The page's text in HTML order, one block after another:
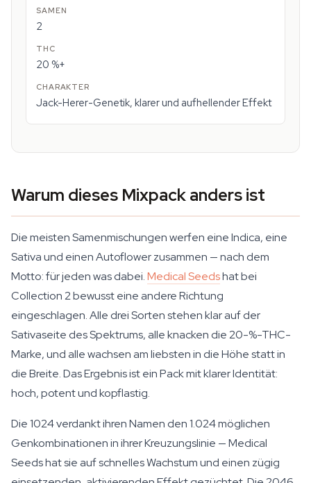
2
20 %+
Jack-Herer-Genetik, klarer und aufhellender Effekt
Warum dieses Mixpack anders ist
Die meisten Samenmischungen werfen eine Indica, eine
Sativa und einen Autoflower zusammen — nach dem
Motto: für jeden was dabei.Medical Seedshat bei
Collection 2 bewusst eine andere Richtung
eingeschlagen. Alle drei Sorten stehen klar auf der
Sativaseite des Spektrums, alle knacken die 20-%-THC-
Marke, und alle wachsen am liebsten in die Höhe statt in
die Breite. Das Ergebnis ist ein Pack mit klarer Identität:
hoch, potent und kopflastig.
Die 1024 verdankt ihren Namen den 1.024 möglichen
Genkombinationen in ihrer Kreuzungslinie — Medical
Seeds hat sie auf schnelles Wachstum und einen zügig